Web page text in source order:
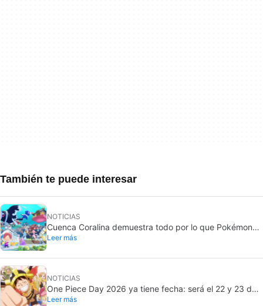
También te puede interesar
NOTICIAS
Cuenca Coralina demuestra todo por lo que Pokémon
Pokopia ha sido un éxito
Leer más
NOTICIAS
One Piece Day 2026 ya tiene fecha: será el 22 y 23 de
agosto
Leer más